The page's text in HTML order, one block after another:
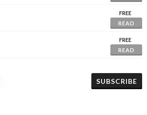
FREE
READ
FREE
READ
SUBSCRIBE